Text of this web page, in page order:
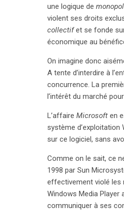
défendant des
marché libre et
Microsoft, qui a été
informations
intérêt collectif.
émerge comme un
dominante qui
Ce principe, validé
concurrentielle sur
que l’application
investissements
des droits de
économie de plus
une logique de
violent ses droits
collectifet se fonde
économique au
On imagine donc
A tente d’interdire à
concurrence. La
l’intérêt du marché
L’affaire Microsoft en
système
sur ce logiciel, sans
Comme on le sait, ce
1998 par Sun
effectivement violé les
Windows Media
communiquer à ses